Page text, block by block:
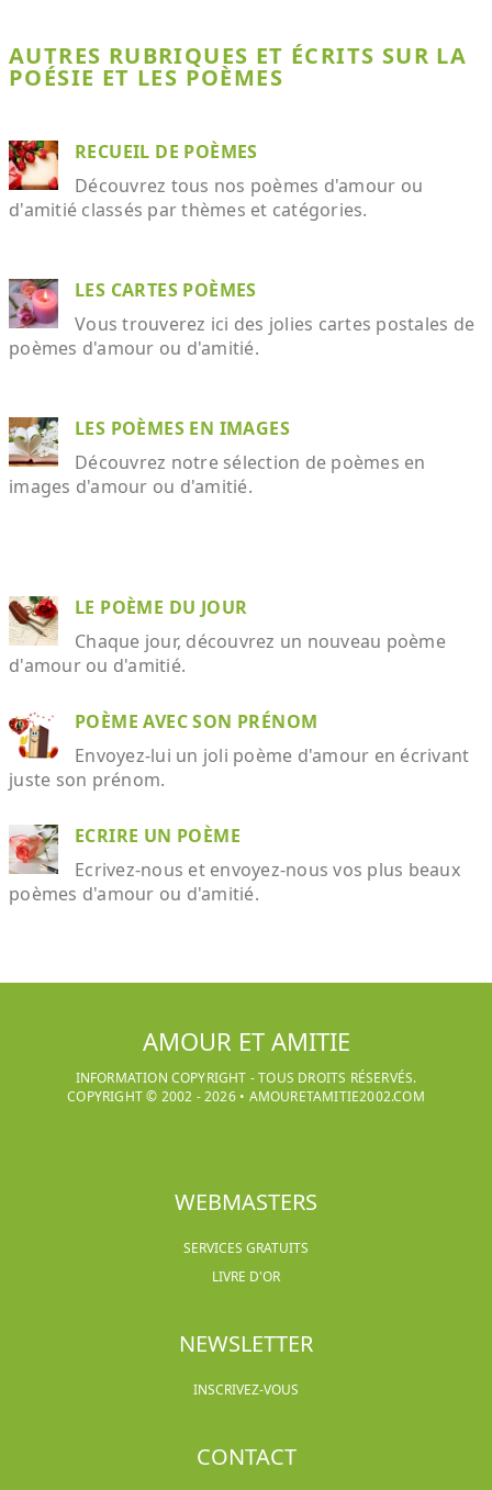
AUTRES RUBRIQUES ET ÉCRITS SUR LA
POÉSIE ET LES POÈMES
RECUEIL DE POÈMES
Découvrez tous nos poèmes d'amour ou
d'amitié classés par thèmes et catégories.
LES CARTES POÈMES
Vous trouverez ici des jolies cartes postales de
poèmes d'amour ou d'amitié.
LES POÈMES EN IMAGES
Découvrez notre sélection de poèmes en
images d'amour ou d'amitié.
LE POÈME DU JOUR
Chaque jour, découvrez un nouveau poème
d'amour ou d'amitié.
POÈME AVEC SON PRÉNOM
Envoyez-lui un joli poème d'amour en écrivant
juste son prénom.
ECRIRE UN POÈME
Ecrivez-nous et envoyez-nous vos plus beaux
poèmes d'amour ou d'amitié.
AMOUR ET AMITIE
INFORMATION COPYRIGHT - TOUS DROITS RÉSERVÉS.
COPYRIGHT © 2002 -2026• AMOURETAMITIE2002.COM
WEBMASTERS
SERVICES GRATUITS
LIVRE D'OR
NEWSLETTER
INSCRIVEZ-VOUS
CONTACT